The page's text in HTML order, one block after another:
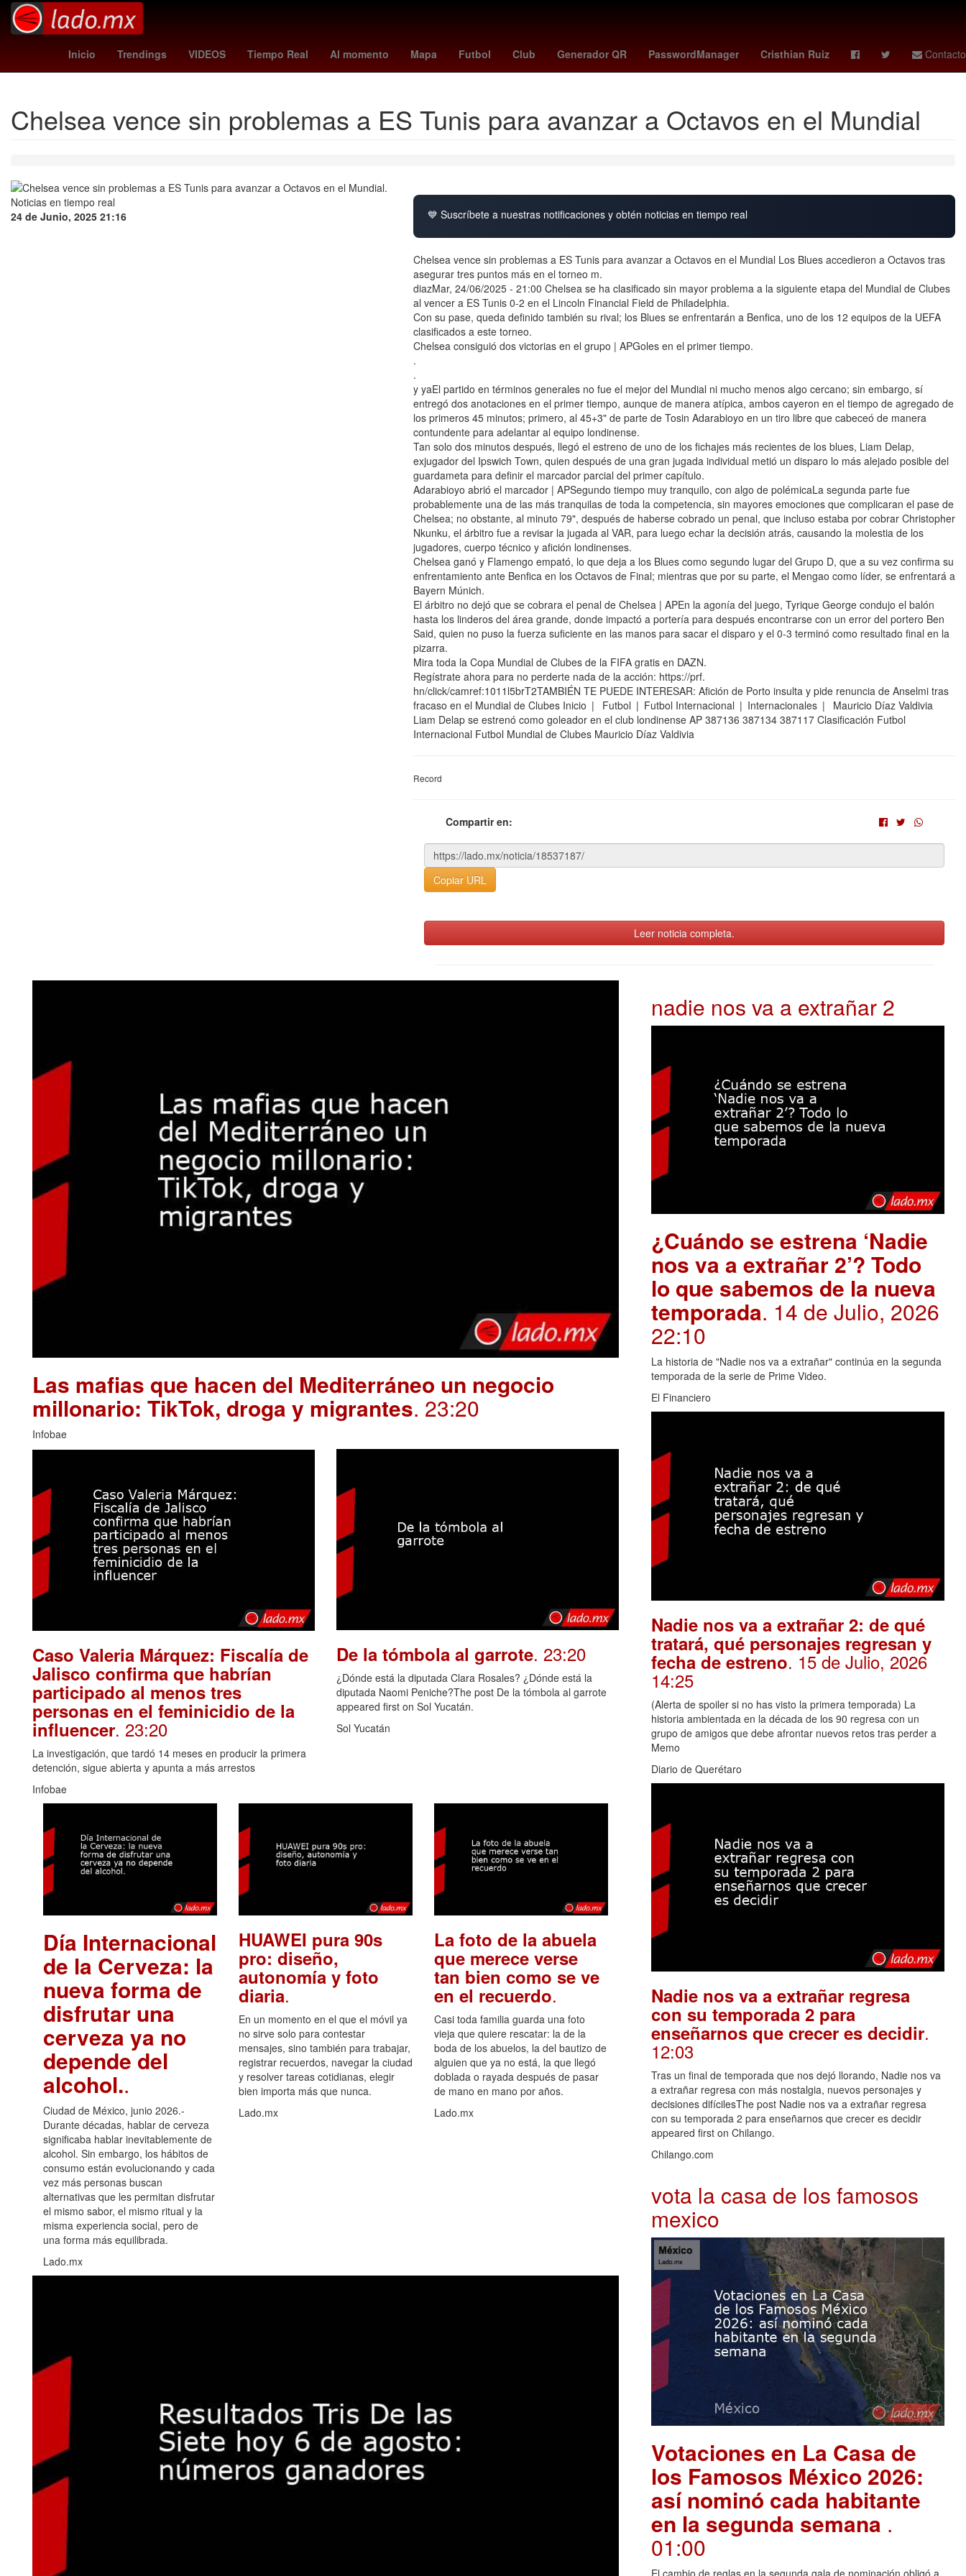
Inicio Trendings VIDEOS Tiempo Real Al momento Mapa Futbol Club Generador QR PasswordManager Cristhian Ruiz Contacto
Monterrey Metal Fest millonarios - cúcuta rangers - reds munetaka murakami celtics - raptors UEFA Europa League osasuna misa domingo de pascua Lewis Hamilton raptors - celtics
Chelsea vence sin problemas a ES Tunis para avanzar a Octavos en el Mundial
24 de Junio, 2025 21:16 💙 Suscríbete a nuestras notificaciones y obtén noticias en tiempo real
Chelsea vence sin problemas a ES Tunis para avanzar a Octavos en el Mundial Los Blues accedieron a Octavos tras
asegurar tres puntos más en el torneo m.
diazMar, 24/06/2025 - 21:00 Chelsea se ha clasificado sin mayor problema a la siguiente etapa del Mundial de Clubes
al vencer a ES Tunis 0-2 en el Lincoln Financial Field de Philadelphia.
Con su pase, queda definido también su rival; los Blues se enfrentarán a Benfica, uno de los 12 equipos de la UEFA
clasificados a este torneo.
Chelsea consiguió dos victorias en el grupo | APGoles en el primer tiempo.
.
.
y yaEl partido en términos generales no fue el mejor del Mundial ni mucho menos algo cercano; sin embargo, sí
entregó dos anotaciones en el primer tiempo, aunque de manera atípica, ambos cayeron en el tiempo de agregado de
los primeros 45 minutos; primero, al 45+3" de parte de Tosin Adarabioyo en un tiro libre que cabeceó de manera
contundente para adelantar al equipo londinense.
Tan solo dos minutos después, llegó el estreno de uno de los fichajes más recientes de los blues, Liam Delap,
exjugador del Ipswich Town, quien después de una gran jugada individual metió un disparo lo más alejado posible del
guardameta para definir el marcador parcial del primer capítulo.
Adarabioyo abrió el marcador | APSegundo tiempo muy tranquilo, con algo de polémicaLa segunda parte fue
probablemente una de las más tranquilas de toda la competencia, sin mayores emociones que complicaran el pase de
Chelsea; no obstante, al minuto 79", después de haberse cobrado un penal, que incluso estaba por cobrar Christopher
Nkunku, el árbitro fue a revisar la jugada al VAR, para luego echar la decisión atrás, causando la molestia de los
jugadores, cuerpo técnico y afición londinenses.
Chelsea ganó y Flamengo empató, lo que deja a los Blues como segundo lugar del Grupo D, que a su vez confirma su
enfrentamiento ante Benfica en los Octavos de Final; mientras que por su parte, el Mengao como líder, se enfrentará a
Bayern Múnich.
El árbitro no dejó que se cobrara el penal de Chelsea | APEn la agonía del juego, Tyrique George condujo el balón
hasta los linderos del área grande, donde impactó a portería para después encontrarse con un error del portero Ben
Said, quien no puso la fuerza suficiente en las manos para sacar el disparo y el 0-3 terminó como resultado final en la
pizarra.
Mira toda la Copa Mundial de Clubes de la FIFA gratis en DAZN.
Regístrate ahora para no perderte nada de la acción: https://prf.
hn/click/camref:1011l5brT2TAMBIÉN TE PUEDE INTERESAR: Afición de Porto insulta y pide renuncia de Anselmi tras
fracaso en el Mundial de Clubes Inicio | Futbol | Futbol Internacional | Internacionales | Mauricio Díaz Valdivia
Liam Delap se estrenó como goleador en el club londinense AP 387136 387134 387117 Clasificación Futbol
Internacional Futbol Mundial de Clubes Mauricio Díaz Valdivia
Record
Compartir en:
Copiar URL
Leer noticia completa.
Las mafias que hacen del Mediterráneo un negocio
millonario: TikTok, droga y migrantes. 23:20
Infobae
Caso Valeria Márquez: Fiscalía de
Jalisco confirma que habrían
participado al menos tres
personas en el feminicidio de la
influencer. 23:20
La investigación, que tardó 14 meses en producir la primera
detención, sigue abierta y apunta a más arrestos
Infobae
De la tómbola al garrote. 23:20
¿Dónde está la diputada Clara Rosales? ¿Dónde está la
diputada Naomi Peniche?The post De la tómbola al garrote
appeared first on Sol Yucatán.
Sol Yucatán
Día Internacional
de la Cerveza: la
nueva forma de
disfrutar una
cerveza ya no
depende del
alcohol..
Ciudad de México, junio 2026.-
Durante décadas, hablar de cerveza
significaba hablar inevitablemente de
alcohol. Sin embargo, los hábitos de
consumo están evolucionando y cada
vez más personas buscan
alternativas que les permitan disfrutar
el mismo sabor, el mismo ritual y la
misma experiencia social, pero de
una forma más equilibrada.
Lado.mx
HUAWEI pura 90s
pro: diseño,
autonomía y foto
diaria.
En un momento en el que el móvil ya
no sirve solo para contestar
mensajes, sino también para trabajar,
registrar recuerdos, navegar la ciudad
y resolver tareas cotidianas, elegir
bien importa más que nunca.
Lado.mx
La foto de la abuela
que merece verse
tan bien como se ve
en el recuerdo.
Casi toda familia guarda una foto
vieja que quiere rescatar: la de la
boda de los abuelos, la del bautizo de
alguien que ya no está, la que llegó
doblada o rayada después de pasar
de mano en mano por años.
Lado.mx
nadie nos va a extrañar 2
¿Cuándo se estrena ‘Nadie
nos va a extrañar 2’? Todo
lo que sabemos de la nueva
temporada. 14 de Julio, 2026
22:10
La historia de "Nadie nos va a extrañar" continúa en la segunda
temporada de la serie de Prime Video.
El Financiero
Nadie nos va a extrañar 2: de qué
tratará, qué personajes regresan y
fecha de estreno. 15 de Julio, 2026
14:25
(Alerta de spoiler si no has visto la primera temporada) La
historia ambientada en la década de los 90 regresa con un
grupo de amigos que debe afrontar nuevos retos tras perder a
Memo
Diario de Querétaro
Nadie nos va a extrañar regresa
con su temporada 2 para
enseñarnos que crecer es decidir.
12:03
Tras un final de temporada que nos dejó llorando, Nadie nos va
a extrañar regresa con más nostalgia, nuevos personajes y
decisiones difícilesThe post Nadie nos va a extrañar regresa
con su temporada 2 para enseñarnos que crecer es decidir
appeared first on Chilango.
Chilango.com
vota la casa de los famosos
mexico
Votaciones en La Casa de
los Famosos México 2026:
así nominó cada habitante
en la segunda semana .
01:00